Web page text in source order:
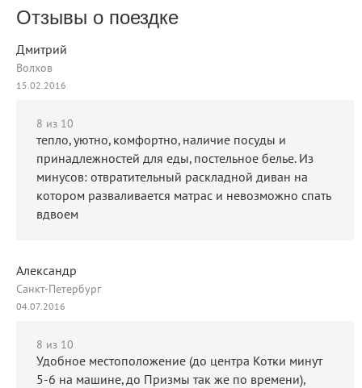
Отзывы о поездке
Дмитрий
Волхов
15.02.2016
8 из 10
тепло, уютно, комфортно, наличие посуды и
принадлежностей для еды, постельное белье. Из
минусов: отвратительный раскладной диван на
котором разваливается матрас и невозможно спать
вдвоем
Александр
Санкт-Петербург
04.07.2016
8 из 10
Удобное местоположение (до центра Котки минут
5-6 на машине, до Призмы так же по времени),